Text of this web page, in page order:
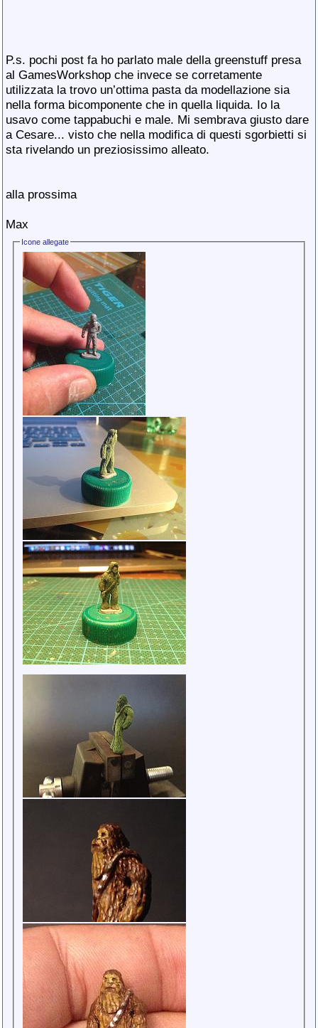
P.s. pochi post fa ho parlato male della greenstuff presa
al GamesWorkshop che invece se corretamente
utilizzata la trovo un’ottima pasta da modellazione sia
nella forma bicomponente che in quella liquida. Io la
usavo come tappabuchi e male. Mi sembrava giusto dare
a Cesare... visto che nella modifica di questi sgorbietti si
sta rivelando un preziosissimo alleato.
alla prossima
Max
Icone allegate